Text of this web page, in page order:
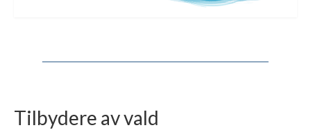
Tilbydere av vald